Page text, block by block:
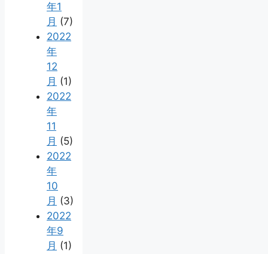
年1
月 (7)
2022
年
12
月 (1)
2022
年
11
月 (5)
2022
年
10
月 (3)
2022
年9
月 (1)